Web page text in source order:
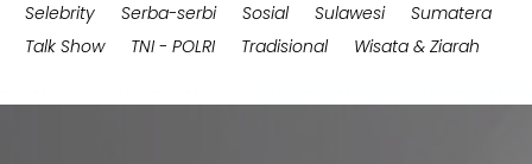
Selebrity
Serba-serbi Sosial Sulawesi
Sumatera
Talk Show
TNI - POLRI Tradisional Wisata & Ziarah